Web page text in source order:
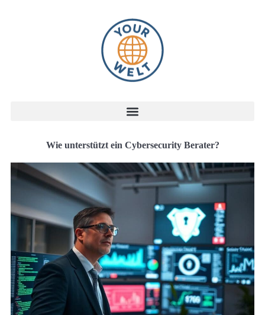
Wie unterstützt ein Cybersecurity Berater?